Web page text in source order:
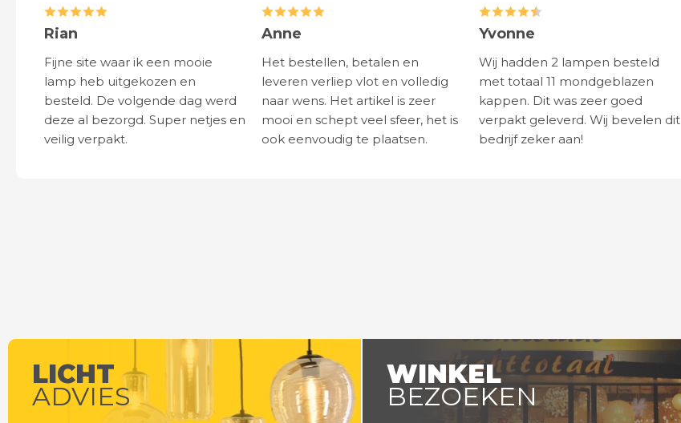
Rian
Fijne site waar ik een mooie
lamp heb uitgekozen en
besteld. De volgende dag werd
deze al bezorgd. Super netjes en
veilig verpakt.
Anne
Het bestellen, betalen en
leveren verliep vlot en volledig
naar wens. Het artikel is zeer
mooi en schept veel sfeer, het is
ook eenvoudig te plaatsen.
Yvonne
Wij hadden 2 lampen besteld
met totaal 11 mondgeblazen
kappen. Dit was zeer goed
verpakt geleverd. Wij bevelen dit
bedrijf zeker aan!
LICHT
ADVIES
WINKEL
BEZOEKEN